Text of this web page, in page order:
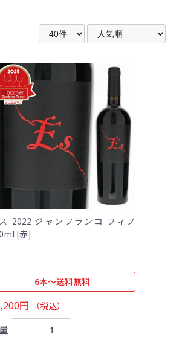
2022 ジャンフランコ フィノ
750ml [赤]
6本～送料無料
円 （税込）